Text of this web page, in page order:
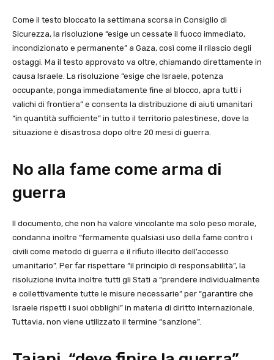
Come il testo bloccato la settimana scorsa in Consiglio di
Sicurezza, la risoluzione “esige un cessate il fuoco immediato,
incondizionato e permanente” a Gaza, così come il rilascio degli
ostaggi. Ma il testo approvato va oltre, chiamando direttamente in
causa Israele. La risoluzione “esige che Israele, potenza
occupante, ponga immediatamente fine al blocco, apra tutti i
valichi di frontiera” e consenta la distribuzione di aiuti umanitari
“in quantità sufficiente” in tutto il territorio palestinese, dove la
situazione è disastrosa dopo oltre 20 mesi di guerra.
No alla fame come arma di
guerra
Il documento, che non ha valore vincolante ma solo peso morale,
condanna inoltre “fermamente qualsiasi uso della fame contro i
civili come metodo di guerra e il rifiuto illecito dell’accesso
umanitario”. Per far rispettare “il principio di responsabilità”, la
risoluzione invita inoltre tutti gli Stati a “prendere individualmente
e collettivamente tutte le misure necessarie” per “garantire che
Israele rispetti i suoi obblighi” in materia di diritto internazionale.
Tuttavia, non viene utilizzato il termine “sanzione”.